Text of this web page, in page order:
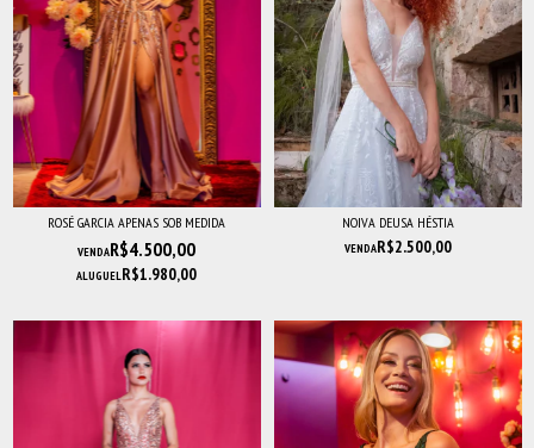
ROSÉ GARCIA APENAS SOB MEDIDA
VENDAR$4.500,00
ALUGUELR$1.980,00
NOIVA DEUSA HÉSTIA
VENDAR$2.500,00